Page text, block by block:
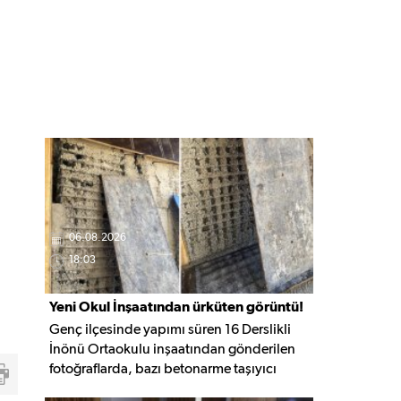
06.08.2026
18:03
Yeni Okul İnşaatından ürküten görüntü!
Genç ilçesinde yapımı süren 16 Derslikli
İnönü Ortaokulu inşaatından gönderilen
fotoğraflarda, bazı betonarme taşıyıcı